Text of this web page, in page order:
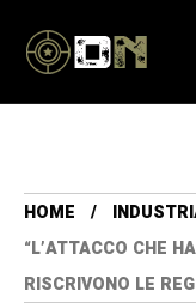
HOME
“L’ATTACCO CHE
RISCRIVONO LE